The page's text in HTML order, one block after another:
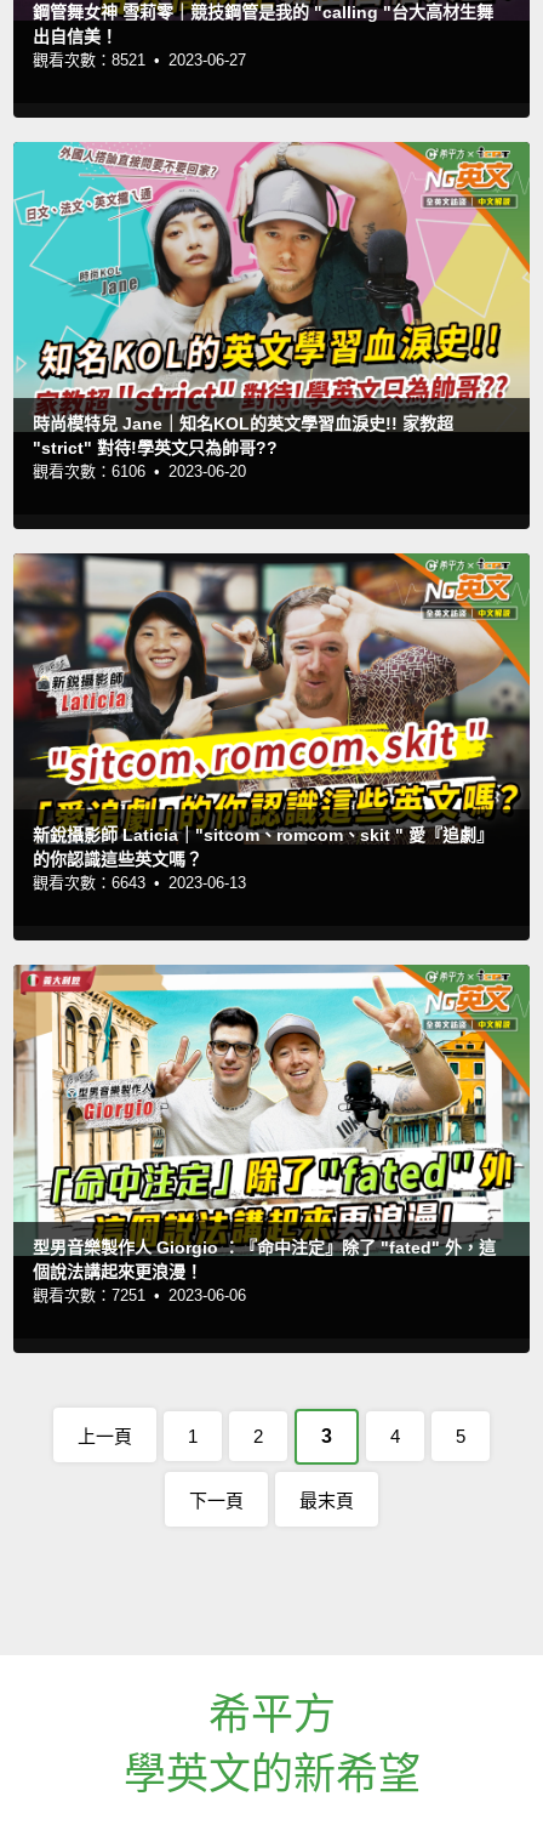
鋼管舞女神 雪莉零｜競技鋼管是我的 "calling "台大高材生舞
出自信美！
觀看次數：8521 • 2023-06-27
時尚模特兒 Jane｜知名KOL的英文學習血淚史!! 家教超
"strict" 對待!學英文只為帥哥??
觀看次數：6106 •2023-06-20
新銳攝影師 Laticia｜"sitcom、romcom、skit " 愛『追劇』
的你認識這些英文嗎？
觀看次數：6643 •2023-06-13
型男音樂製作人 Giorgio ：『命中注定』除了 "fated" 外，這
個說法講起來更浪漫！
觀看次數：7251 • 2023-06-06
上一頁 1 2 3 4 5
下一頁 最末頁
希平方
學英文的新希望